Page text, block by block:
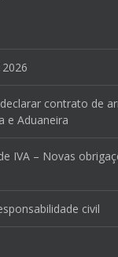
contrato de
e Aduaneira
IVA – Novas
civil